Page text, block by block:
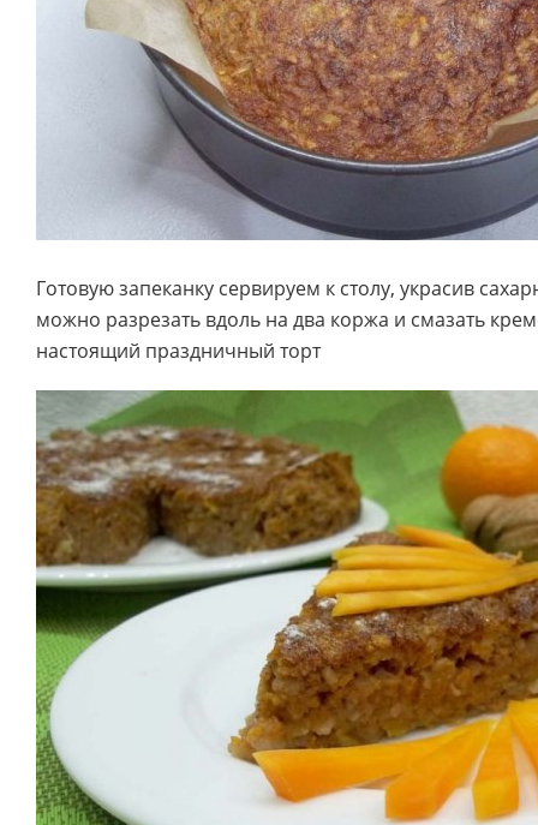
Готовую запеканку сервируем к столу, украсив
можно разрезать вдоль на два коржа и смазать
настоящий праздничный торт